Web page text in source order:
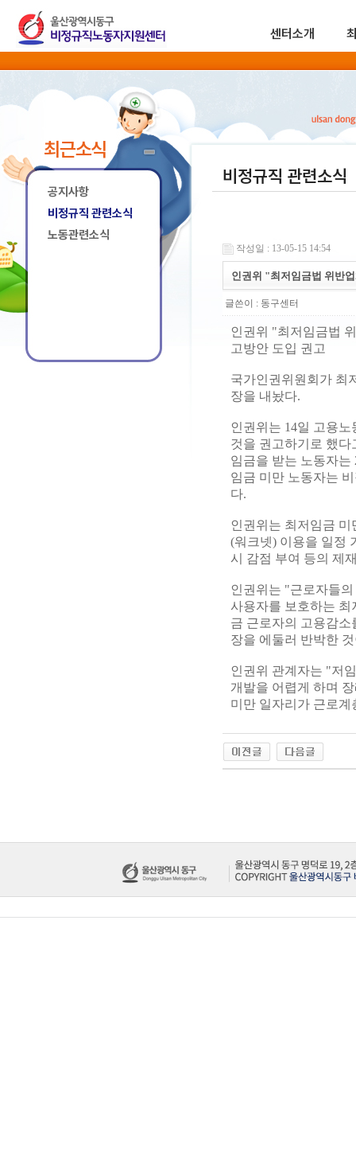
센터소개
최근소식
공지사항
비정규직 관련소식
노동관련소식
비정규직 관련소식
작성일 : 13-05-15 14:54
인권위 "최저임금법 위반
글쓴이 : 동구센터
인권위 "최저임금법
고방안 도입 권고
국가인권위원회가 최
장을 내놨다.
인권위는 14일 고용
것을 권고하기로 했다
임금을 받는 노동자는
임금 미만 노동자는
다.
인권위는 최저임금
(워크넷) 이용을 일정
시 감점 부여 등의 제
인권위는 "근로자들
사용자를 보호하는
금 근로자의 고용감
장을 에둘러 반박한
인권위 관계자는 "저
개발을 어렵게 하며
미만 일자리가 근로